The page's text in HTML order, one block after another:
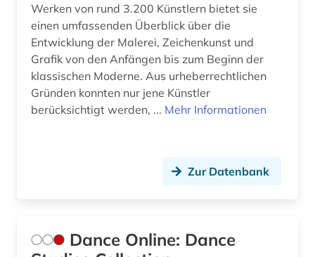
bildwissenschaft (1)
biografie (3)
biographie (7)
biologie (7)
bodenkunde (1)
Werken von rund 3.200 Künstlern bietet sie
einen umfassenden Überblick über die
Entwicklung der Malerei, Zeichenkunst und
Grafik von den Anfängen bis zum Beginn der
klassischen Moderne. Aus urheberrechtlichen
Gründen konnten nur jene Künstler
berücksichtigt werden, ... Mehr Informationen
Zur Datenbank
Dance Online: Dance